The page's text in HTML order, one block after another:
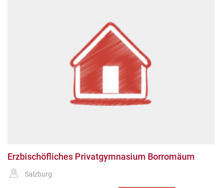
Erzbischöfliches Privatgymnasium Borromäum
Salzburg